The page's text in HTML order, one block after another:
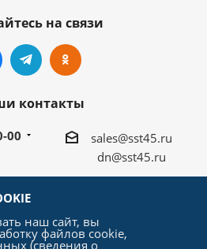
на связи
контакты
00
sales@sst45.ru
dn@sst45.ru
г.Курган, ул.Омская 76а
наш сайт, вы
файлов cookie,
(сведения о